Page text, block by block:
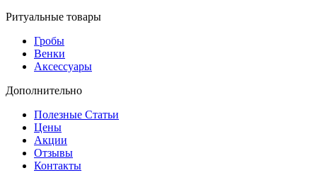
Ритуальные товары
Гробы
Венки
Аксессуары
Дополнительно
Полезные Статьи
Цены
Акции
Отзывы
Контакты